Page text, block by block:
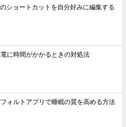
ショートカットを自分好みに編集する
に時間がかかるときの対処法
ォルトアプリで睡眠の質を高める方法